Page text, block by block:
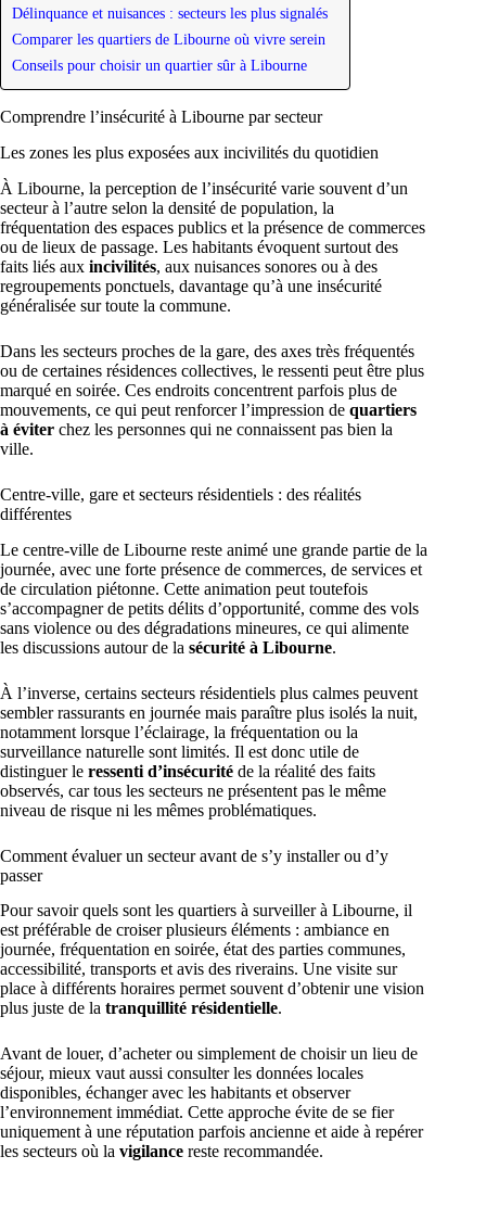
Délinquance et nuisances : secteurs les plus signalés
Comparer les quartiers de Libourne où vivre serein
Conseils pour choisir un quartier sûr à Libourne
Comprendre l’insécurité à Libourne par secteur
Les zones les plus exposées aux incivilités du quotidien
À Libourne, la perception de l’insécurité varie souvent d’un
secteur à l’autre selon la densité de population, la
fréquentation des espaces publics et la présence de commerces
ou de lieux de passage. Les habitants évoquent surtout des
faits liés aux incivilités, aux nuisances sonores ou à des
regroupements ponctuels, davantage qu’à une insécurité
généralisée sur toute la commune.
Dans les secteurs proches de la gare, des axes très fréquentés
ou de certaines résidences collectives, le ressenti peut être plus
marqué en soirée. Ces endroits concentrent parfois plus de
mouvements, ce qui peut renforcer l’impression de quartiers
à éviter chez les personnes qui ne connaissent pas bien la
ville.
Centre-ville, gare et secteurs résidentiels : des réalités
différentes
Le centre-ville de Libourne reste animé une grande partie de la
journée, avec une forte présence de commerces, de services et
de circulation piétonne. Cette animation peut toutefois
s’accompagner de petits délits d’opportunité, comme des vols
sans violence ou des dégradations mineures, ce qui alimente
les discussions autour de la sécurité à Libourne.
À l’inverse, certains secteurs résidentiels plus calmes peuvent
sembler rassurants en journée mais paraître plus isolés la nuit,
notamment lorsque l’éclairage, la fréquentation ou la
surveillance naturelle sont limités. Il est donc utile de
distinguer le ressenti d’insécurité de la réalité des faits
observés, car tous les secteurs ne présentent pas le même
niveau de risque ni les mêmes problématiques.
Comment évaluer un secteur avant de s’y installer ou d’y
passer
Pour savoir quels sont les quartiers à surveiller à Libourne, il
est préférable de croiser plusieurs éléments : ambiance en
journée, fréquentation en soirée, état des parties communes,
accessibilité, transports et avis des riverains. Une visite sur
place à différents horaires permet souvent d’obtenir une vision
plus juste de la tranquillité résidentielle.
Avant de louer, d’acheter ou simplement de choisir un lieu de
séjour, mieux vaut aussi consulter les données locales
disponibles, échanger avec les habitants et observer
l’environnement immédiat. Cette approche évite de se fier
uniquement à une réputation parfois ancienne et aide à repérer
les secteurs où la vigilance reste recommandée.